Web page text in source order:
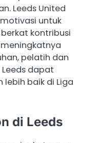
Leeds United
untuk
kontribusi
pelatih dan
dapat
baik di Liga
di Leeds